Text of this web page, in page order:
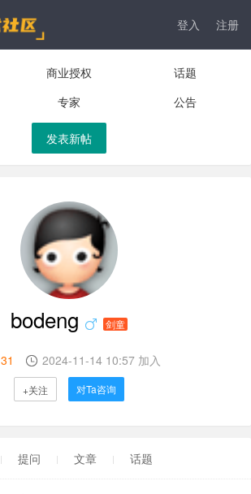
登入 注册
商业授权
话题
专家 公告
发表新帖
bodeng 剑童
31 2024-11-14 10:57 加入
+关注 对Ta咨询
提问 文章 话题